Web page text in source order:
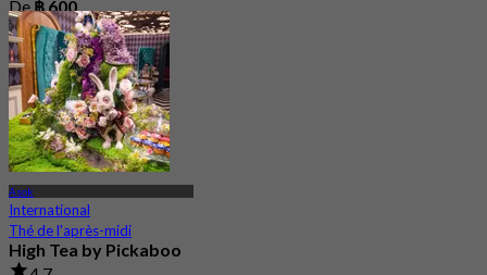
De฿ 600
Asok
International
Thé de l'après-midi
High Tea by Pickaboo